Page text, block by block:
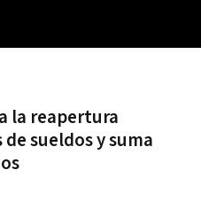
la reapertura
sueldos y suma